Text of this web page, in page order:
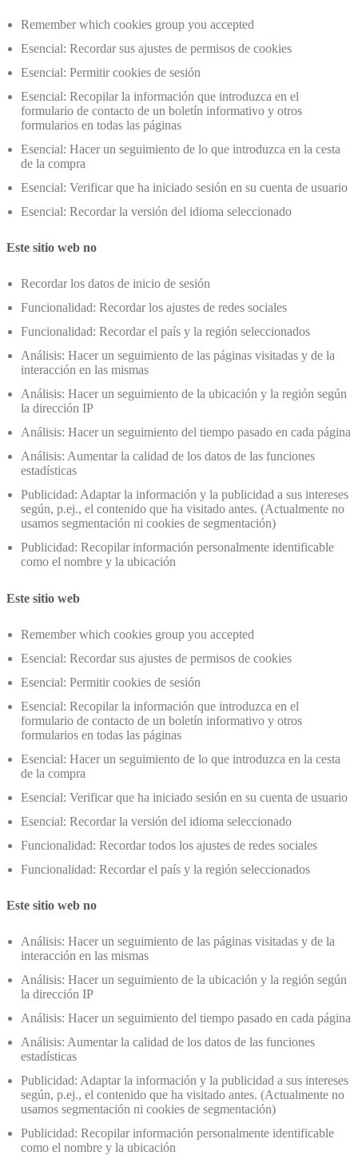
Remember which cookies group you accepted
Esencial: Recordar sus ajustes de permisos de cookies
Esencial: Permitir cookies de sesión
Esencial: Recopilar la información que introduzca en el
formulario de contacto de un boletín informativo y otros
formularios en todas las páginas
Esencial: Hacer un seguimiento de lo que introduzca en la cesta
de la compra
Esencial: Verificar que ha iniciado sesión en su cuenta de usuario
Esencial: Recordar la versión del idioma seleccionado
Este sitio web no
Recordar los datos de inicio de sesión
Funcionalidad: Recordar los ajustes de redes sociales
Funcionalidad: Recordar el país y la región seleccionados
Análisis: Hacer un seguimiento de las páginas visitadas y de la
interacción en las mismas
Análisis: Hacer un seguimiento de la ubicación y la región según
la dirección IP
Análisis: Hacer un seguimiento del tiempo pasado en cada página
Análisis: Aumentar la calidad de los datos de las funciones
estadísticas
Publicidad: Adaptar la información y la publicidad a sus intereses
según, p.ej., el contenido que ha visitado antes. (Actualmente no
usamos segmentación ni cookies de segmentación)
Publicidad: Recopilar información personalmente identificable
como el nombre y la ubicación
Este sitio web
Remember which cookies group you accepted
Esencial: Recordar sus ajustes de permisos de cookies
Esencial: Permitir cookies de sesión
Esencial: Recopilar la información que introduzca en el
formulario de contacto de un boletín informativo y otros
formularios en todas las páginas
Esencial: Hacer un seguimiento de lo que introduzca en la cesta
de la compra
Esencial: Verificar que ha iniciado sesión en su cuenta de usuario
Esencial: Recordar la versión del idioma seleccionado
Funcionalidad: Recordar todos los ajustes de redes sociales
Funcionalidad: Recordar el país y la región seleccionados
Este sitio web no
Análisis: Hacer un seguimiento de las páginas visitadas y de la
interacción en las mismas
Análisis: Hacer un seguimiento de la ubicación y la región según
la dirección IP
Análisis: Hacer un seguimiento del tiempo pasado en cada página
Análisis: Aumentar la calidad de los datos de las funciones
estadísticas
Publicidad: Adaptar la información y la publicidad a sus intereses
según, p.ej., el contenido que ha visitado antes. (Actualmente no
usamos segmentación ni cookies de segmentación)
Publicidad: Recopilar información personalmente identificable
como el nombre y la ubicación